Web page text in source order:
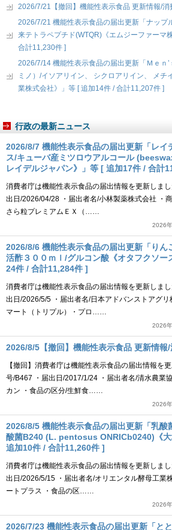
2026/7/21【撤回】機能性表示食品 更新情報/消
2026/7/21 機能性表示食品の届出更新「ナッ
来テトラペプチド(WTQR)《エムジーファーマ
合計11,230件 ]
2026/7/14 機能性表示食品の届出更新「Ｍｅ
ミノ）/イソアリイン、 シクロアリイン、 メチ
業株式会社》」等 [ 追加14件 / 合計11,207件 ]
行政の最新ニュース
2026/8/7 機能性表示食品の届出更新「レ
ス/キューバ産ミツロウアルコール
レイデルジャパン》」等 [ 追加17件 / 合計
消費者庁は機能性表示食品の届出情報を更新しま
出日/2026/04/28 ・届出者名/小林製薬株式会社 ・
さら粒プレミアムＥＸ（……
2026
2026/8/6 機能性表示食品の届出更新「りん
活酢３００ｍｌ/グルコン酸《オタフクソー
24件 / 合計11,284件 ]
消費者庁は機能性表示食品の届出情報を更新しま
出日/2026/5/5 ・届出者名/日本アドバンストアグ
マート（トリプル）・プロ……
2026
2026/8/5【撤回】機能性表示食品 更新情報
【撤回】消費者庁は機能性表示食品の届出情報を
号/B467 ・届出日/2017/1/24 ・届出者名/清水農業
カン ・食品の区分/生鮮食……
2026
2026/8/5 機能性表示食品の届出更新「乳酸
酸菌B240 (L. pentosus ONRICb0240)《
追加10件 / 合計11,260件 ]
消費者庁は機能性表示食品の届出情報を更新しま
出日/2026/5/15 ・届出者名/オリエンタル酵母工業
ートプラス ・食品の区……
2026
2026/7/23 機能性表示食品の届出更新「